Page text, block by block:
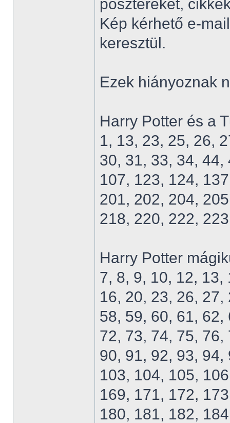
posztereket,
Kép kérhető e-
keresztül.
Ezek hiányoznak
Harry Potter és a
1, 13, 23, 25, 26,
30, 31, 33, 34,
107, 123, 124,
201, 202, 204,
218, 220, 222,
Harry Potter
7, 8, 9, 10, 12, 13,
16, 20, 23, 26,
58, 59, 60, 61,
72, 73, 74, 75,
90, 91, 92, 93,
103, 104, 105,
169, 171, 172,
180, 181, 182,